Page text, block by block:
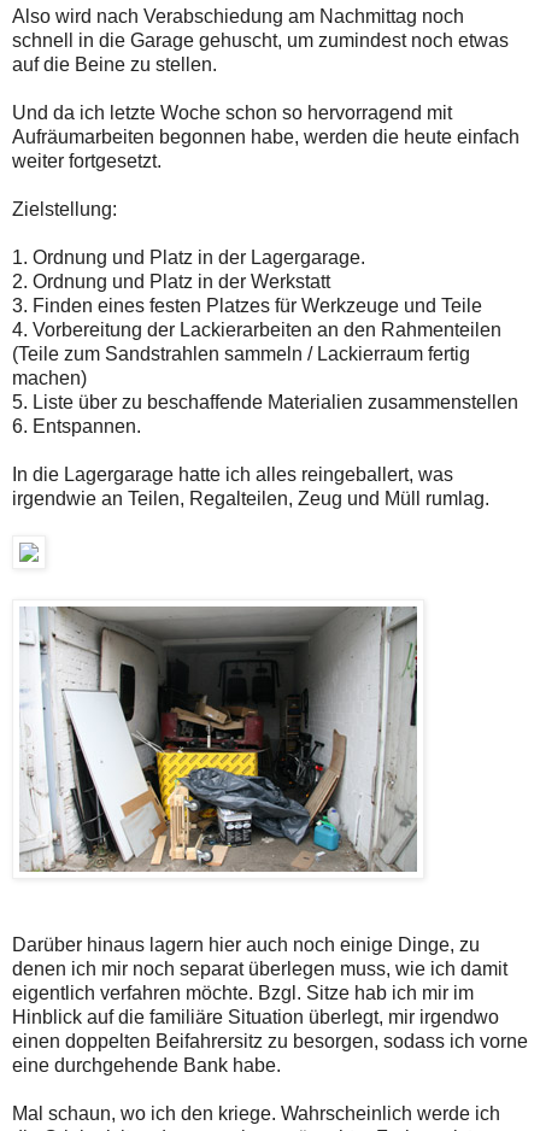
Also wird nach Verabschiedung am Nachmittag noch
schnell in die Garage gehuscht, um zumindest noch etwas
auf die Beine zu stellen.
Und da ich letzte Woche schon so hervorragend mit
Aufräumarbeiten begonnen habe, werden die heute einfach
weiter fortgesetzt.
Zielstellung:
1. Ordnung und Platz in der Lagergarage.
2. Ordnung und Platz in der Werkstatt
3. Finden eines festen Platzes für Werkzeuge und Teile
4. Vorbereitung der Lackierarbeiten an den Rahmenteilen
(Teile zum Sandstrahlen sammeln / Lackierraum fertig
machen)
5. Liste über zu beschaffende Materialien zusammenstellen
6. Entspannen.
In die Lagergarage hatte ich alles reingeballert, was
irgendwie an Teilen, Regalteilen, Zeug und Müll rumlag.
Darüber hinaus lagern hier auch noch einige Dinge, zu
denen ich mir noch separat überlegen muss, wie ich damit
eigentlich verfahren möchte. Bzgl. Sitze hab ich mir im
Hinblick auf die familiäre Situation überlegt, mir irgendwo
einen doppelten Beifahrersitz zu besorgen, sodass ich vorne
eine durchgehende Bank habe.
Mal schaun, wo ich den kriege. Wahrscheinlich werde ich